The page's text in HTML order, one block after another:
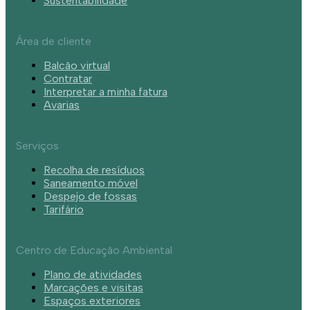
Área de cliente
Balcão virtual
Contratar
Interpretar a minha fatura
Avarias
Serviços
Recolha de resíduos
Saneamento móvel
Despejo de fossas
Tarifário
Centro de Educação Ambiental
Plano de atividades
Marcações e visitas
Espaços exteriores